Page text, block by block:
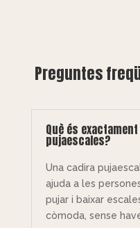
Preguntes
Què és
pujaescales?
Una cadira
ajuda a les
pujar i baixar
còmoda, sense